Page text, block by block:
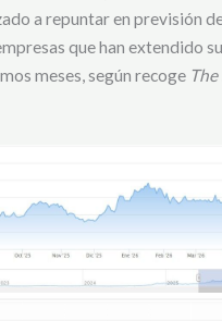
a repuntar en previsión
que han extendido
meses, según recoge